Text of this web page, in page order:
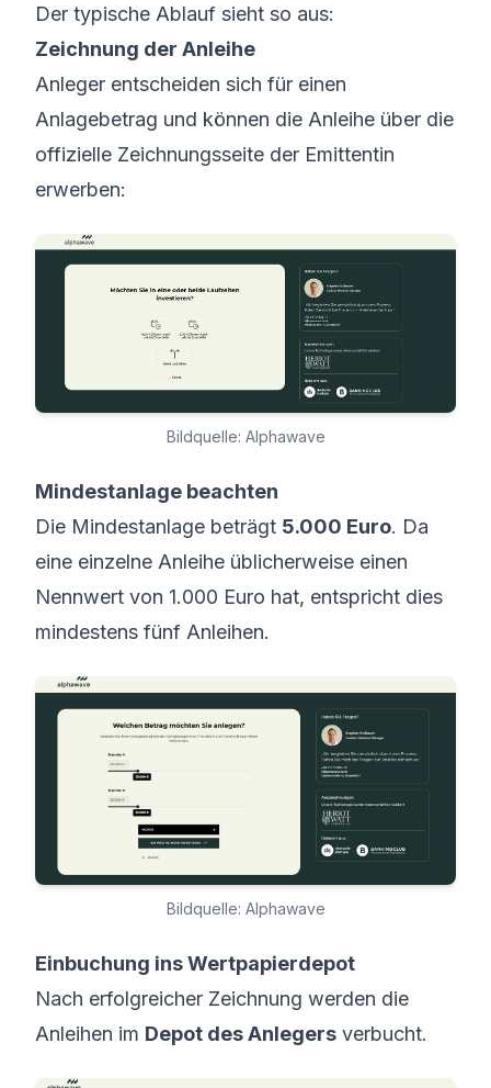
Der typische Ablauf sieht so aus:
Zeichnung der Anleihe
Anleger entscheiden sich für einen
Anlagebetrag und können die Anleihe über die
offizielle Zeichnungsseite der Emittentin
erwerben:
Bildquelle: Alphawave
Mindestanlage beachten
Die Mindestanlage beträgt 5.000 Euro. Da
eine einzelne Anleihe üblicherweise einen
Nennwert von 1.000 Euro hat, entspricht dies
mindestens fünf Anleihen.
Bildquelle: Alphawave
Einbuchung ins Wertpapierdepot
Nach erfolgreicher Zeichnung werden die
Anleihen im Depot des Anlegers verbucht.